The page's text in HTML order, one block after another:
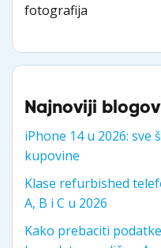
fotografija
Najnoviji
iPhone 14 u 2026: sve
kupovine
Klase refurbished
A, B i C u 2026
Kako prebaciti